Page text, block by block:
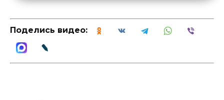
Поделись видео: